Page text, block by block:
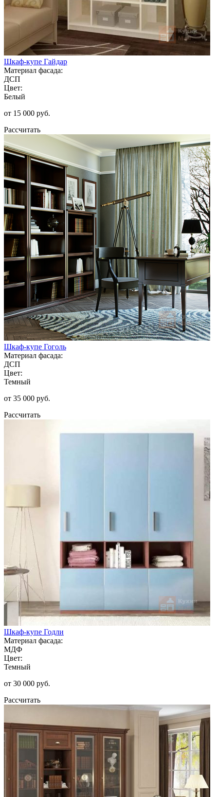
Шкаф-купе Гайдар
Материал фасада:
ДСП
Цвет:
Белый
от 15 000 руб.
Рассчитать
Шкаф-купе Гоголь
Материал фасада:
ДСП
Цвет:
Темный
от 35 000 руб.
Рассчитать
Шкаф-купе Годли
Материал фасада:
МДФ
Цвет:
Темный
от 30 000 руб.
Рассчитать